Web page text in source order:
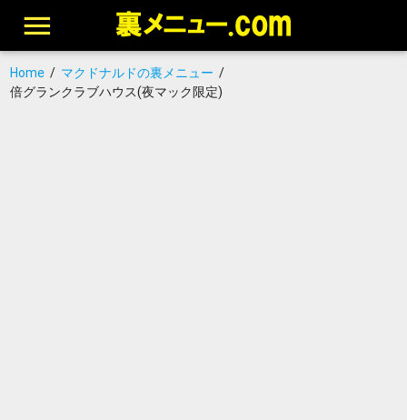
Home/ マクドナルドの裏メニュー /
倍グランクラブハウス(夜マック限定)